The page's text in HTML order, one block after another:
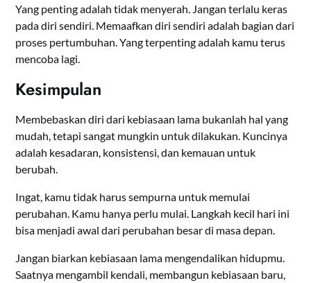
Yang penting adalah tidak menyerah. Jangan terlalu keras
pada diri sendiri. Memaafkan diri sendiri adalah bagian dari
proses pertumbuhan. Yang terpenting adalah kamu terus
mencoba lagi.
Kesimpulan
Membebaskan diri dari kebiasaan lama bukanlah hal yang
mudah, tetapi sangat mungkin untuk dilakukan. Kuncinya
adalah kesadaran, konsistensi, dan kemauan untuk
berubah.
Ingat, kamu tidak harus sempurna untuk memulai
perubahan. Kamu hanya perlu mulai. Langkah kecil hari ini
bisa menjadi awal dari perubahan besar di masa depan.
Jangan biarkan kebiasaan lama mengendalikan hidupmu.
Saatnya mengambil kendali, membangun kebiasaan baru,